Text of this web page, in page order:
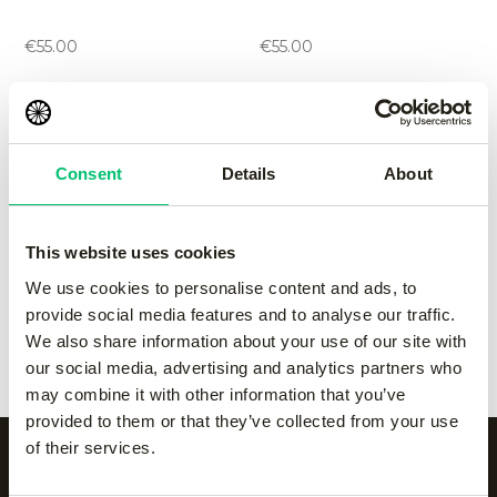
Consent Details About
This website uses cookies
We use cookies to personalise content and ads, to
provide social media features and to analyse our traffic.
We also share information about your use of our site with
our social media, advertising and analytics partners who
may combine it with other information that you’ve
provided to them or that they’ve collected from your use
of their services.
€55.00
€55.00
Jaipur women
black
-green
Jaipur women
performance pant
-Grey
€55.00
Jaipur women
performance pant
-navy
€55.00